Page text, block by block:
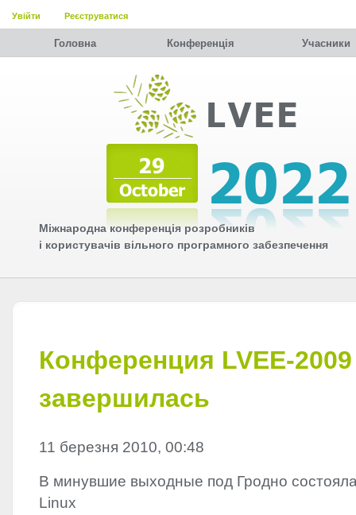
Увійти Реєструватися
Головна Конференція Учасники
Міжнародна конференція розробників
і користувачів вільного програмного забезпечення
Конференция LVEE-2009
завершилась
11 березня 2010, 00:48
В минувшие выходные под Гродно
Linux